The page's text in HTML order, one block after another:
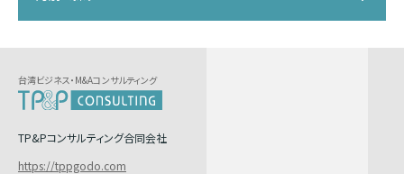
台湾ビジネス・M&Aコンサルティング
TP&Pコンサルティング合同会社
https://tppgodo.com